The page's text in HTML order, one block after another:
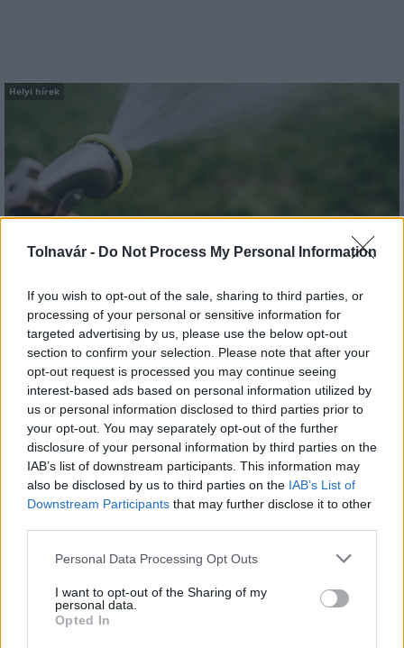
Tolnavár - Do Not Process My Personal Information
If you wish to opt-out of the sale, sharing to third parties, or
processing of your personal or sensitive information for
targeted advertising by us, please use the below opt-out
section to confirm your selection. Please note that after your
opt-out request is processed you may continue seeing
interest-based ads based on personal information utilized by
us or personal information disclosed to third parties prior to
your opt-out. You may separately opt-out of the further
disclosure of your personal information by third parties on the
IAB’s list of downstream participants. This information may
also be disclosed by us to third parties on the IAB’s List of
Downstream Participants that may further disclose it to other
Please note that this website/app uses one or more Google
not limited to your visit or usage behaviour. You may click to
grant or deny consent to Google and its third-party tags to
use your data for below specified purposes in below Google
Personal Data Processing Opt Outs
I want to opt-out of the Sharing of my
personal data.
Opted In
Helyi hírek
A hőségben is védik a növényzetet Pakson
MAGYAR ÉPÍTŐK
Aktuális